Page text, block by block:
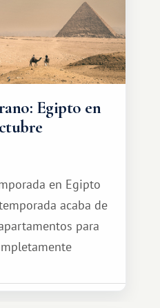
Egipto en
en Egipto
acaba de
para